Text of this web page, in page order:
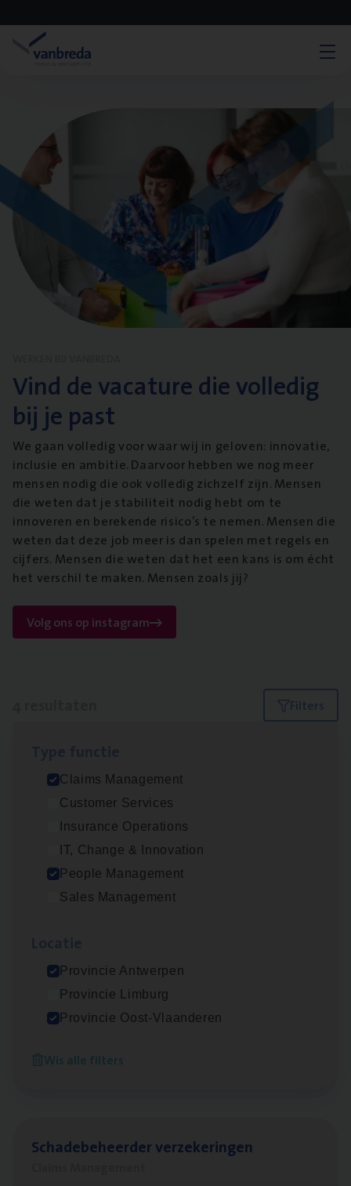
Vind de vacature die volledig
bij je past
We gaan volledig voor waar wij in geloven: innovatie,
inclusie en ambitie. Daarvoor hebben we nog meer
mensen nodig die ook volledig zichzelf zijn. Mensen
die weten dat je stabiliteit nodig hebt om te
innoveren en berekende risico’s te nemen. Mensen die
weten dat deze job meer is dan spelen met regels en
cijfers. Mensen die weten dat het een kans is om écht
het verschil te maken. Mensen zoals jij?
Volg ons op instagram
Filters
Claims Management
Customer Services
Insurance Operations
IT, Change & Innovation
People Management
Sales Management
Provincie Antwerpen
Provincie Limburg
Provincie Oost-Vlaanderen
Wis alle filters
Busi­ness Mana­ger Mari­ne Cargo
People Management, Sales Management
Antwerpen
Claims­hand­ler Fleet&
Scha­de Expert Fleet
Antwerpen
Scha­de­be­heer­der verzekeringen